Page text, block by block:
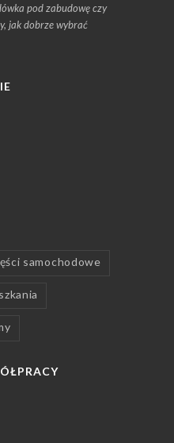
pod zabudowę czy
jak dobrze wybrać
samochodowe